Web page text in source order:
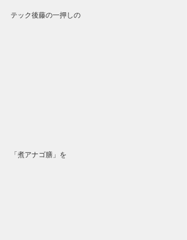
テック後藤の一押しの
「煮アナゴ膳」を